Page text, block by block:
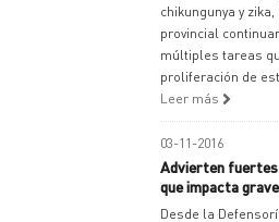
chikungunya y
provincial
múltiples tareas
proliferación de
Leer más
03-11-2016
Advierten fuertes
que impacta
Desde la